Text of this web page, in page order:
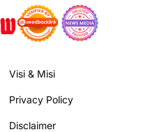
Visi & Misi
Privacy Policy
Disclaimer